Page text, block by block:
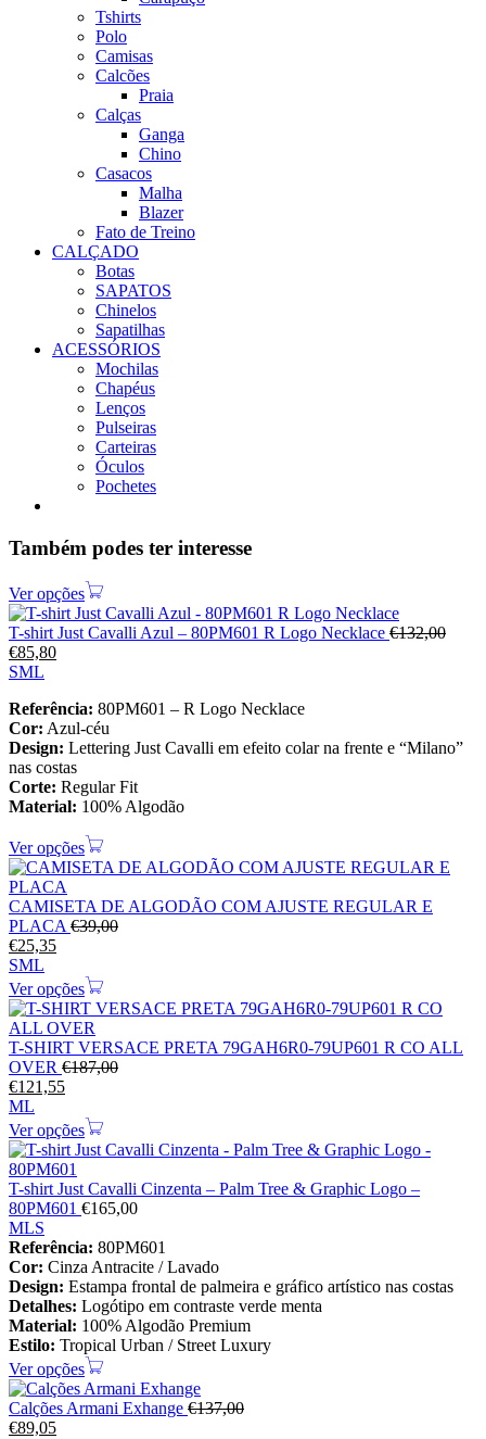
Tshirts
Polo
Camisas
Calcões
Praia
Calças
Ganga
Chino
Casacos
Malha
Blazer
Fato de Treino
CALÇADO
Botas
SAPATOS
Chinelos
Sapatilhas
ACESSÓRIOS
Mochilas
Chapéus
Lenços
Pulseiras
Carteiras
Óculos
Pochetes
Também podes ter interesse
Ver opções
T-shirt Just Cavalli Azul – 80PM601 R Logo Necklace €132,00
€85,80
SML
Referência: 80PM601 – R Logo Necklace
Cor: Azul‑céu
Design: Lettering Just Cavalli em efeito colar na frente e “Milano”
nas costas
Corte: Regular Fit
Material: 100% Algodão
Ver opções
CAMISETA DE ALGODÃO COM AJUSTE REGULAR E
PLACA€39,00
€25,35
SML
Ver opções
T-SHIRT VERSACE PRETA 79GAH6R0-79UP601 R CO ALL
OVER €187,00
€121,55
ML
Ver opções
T-shirt Just Cavalli Cinzenta – Palm Tree & Graphic Logo –
80PM601 €165,00
MLS
Referência: 80PM601
Cor: Cinza Antracite / Lavado
Design: Estampa frontal de palmeira e gráfico artístico nas costas
Detalhes: Logótipo em contraste verde menta
Material: 100% Algodão Premium
Estilo: Tropical Urban / Street Luxury
Ver opções
Calções Armani Exhange €137,00
€89,05